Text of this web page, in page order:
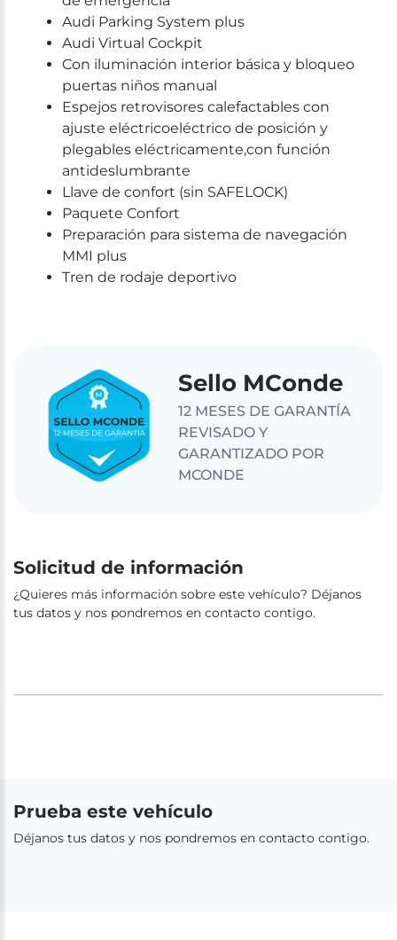
Audi Parking System plus
Audi Virtual Cockpit
Con iluminación interior básica y bloqueo
puertas niños manual
Espejos retrovisores calefactables con
ajuste eléctricoeléctrico de posición y
plegables eléctricamente,con función
antideslumbrante
Llave de confort (sin SAFELOCK)
Paquete Confort
Preparación para sistema de navegación
MMI plus
Tren de rodaje deportivo
Sello MConde
12 MESES DE GARANTÍA
REVISADO Y
GARANTIZADO POR
MCONDE
Solicitud de información
¿Quieres más información sobre este vehículo? Déjanos
tus datos y nos pondremos en contacto contigo.
Prueba este vehículo
Déjanos tus datos y nos pondremos en contacto contigo.